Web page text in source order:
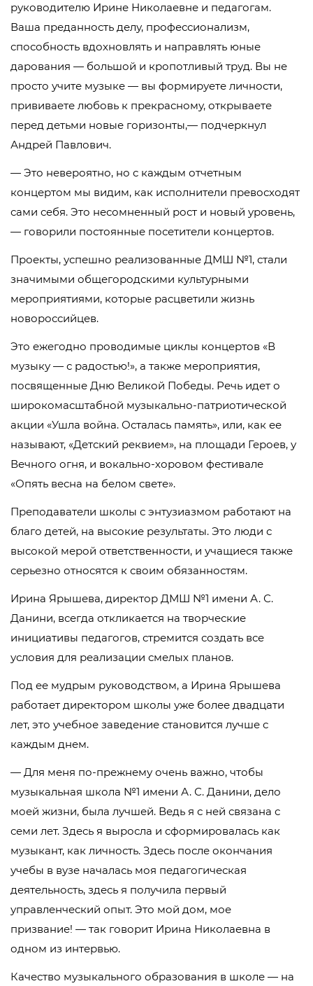
руководителю Ирине Николаевне и педагогам.
Ваша преданность делу, профессионализм,
способность вдохновлять и направлять юные
дарования — большой и кропотливый труд. Вы не
просто учите музыке — вы формируете личности,
прививаете любовь к прекрасному, открываете
перед детьми новые горизонты,— подчеркнул
Андрей Павлович.
— Это невероятно, но с каждым отчетным
концертом мы видим, как исполнители превосходят
сами себя. Это несомненный рост и новый уровень,
— говорили постоянные посетители концертов.
Проекты, успешно реализованные ДМШ №1, стали
значимыми общегородскими культурными
мероприятиями, которые расцветили жизнь
новороссийцев.
Это ежегодно проводимые циклы концертов «В
музыку — с радостью!», а также мероприятия,
посвященные Дню Великой Победы. Речь идет о
широкомасштабной музыкально-патриотической
акции «Ушла война. Осталась память», или, как ее
называют, «Детский реквием», на площади Героев, у
Вечного огня, и вокально-хоровом фестивале
«Опять весна на белом свете».
Преподаватели школы с энтузиазмом работают на
благо детей, на высокие результаты. Это люди с
высокой мерой ответственности, и учащиеся также
серьезно относятся к своим обязанностям.
Ирина Ярышева, директор ДМШ №1 имени А. С.
Данини, всегда откликается на творческие
инициативы педагогов, стремится создать все
условия для реализации смелых планов.
Под ее мудрым руководством, а Ирина Ярышева
работает директором школы уже более двадцати
лет, это учебное заведение становится лучше с
каждым днем.
— Для меня по-прежнему очень важно, чтобы
музыкальная школа №1 имени А. С. Данини, дело
моей жизни, была лучшей. Ведь я с ней связана с
семи лет. Здесь я выросла и сформировалась как
музыкант, как личность. Здесь после окончания
учебы в вузе началась моя педагогическая
деятельность, здесь я получила первый
управленческий опыт. Это мой дом, мое
призвание! — так говорит Ирина Николаевна в
одном из интервью.
Качество музыкального образования в школе — на